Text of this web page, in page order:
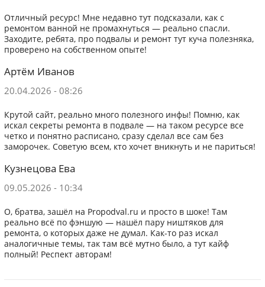
Отличный ресурс! Мне недавно тут подсказали, как с
ремонтом ванной не промахнуться — реально спасли.
Заходите, ребята, про подвалы и ремонт тут куча полезняка,
проверено на собственном опыте!
Артём Иванов
20.04.2026 - 08:26
Крутой сайт, реально много полезного инфы! Помню, как
искал секреты ремонта в подвале — на таком ресурсе все
четко и понятно расписано, сразу сделал все сам без
заморочек. Советую всем, кто хочет вникнуть и не париться!
Кузнецова Ева
09.05.2026 - 10:34
О, братва, зашёл на Propodval.ru и просто в шоке! Там
реально всё по фэншую — нашёл пару ништяков для
ремонта, о которых даже не думал. Как-то раз искал
аналогичные темы, так там всё мутно было, а тут кайф
полный! Респект авторам!